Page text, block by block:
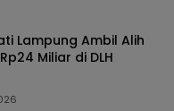
Lampung Ambil Alih
Miliar di DLH